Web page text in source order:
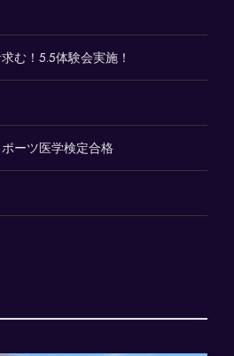
む！5.5体験会実施！
ーツ医学検定合格